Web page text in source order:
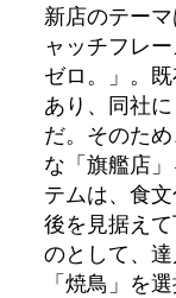
新店のテー
ャッチフレ
ゼロ。」。
あり、同社
だ。そのた
な「旗艦店
テムは、食
後を見据え
のとして、
「焼鳥」を選